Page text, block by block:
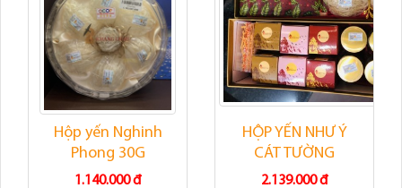
Hộp yến Nghinh
Phong 30G
1.140.000 đ
HỘP YẾN NHƯ Ý
CÁT TƯỜNG
2.139.000 đ